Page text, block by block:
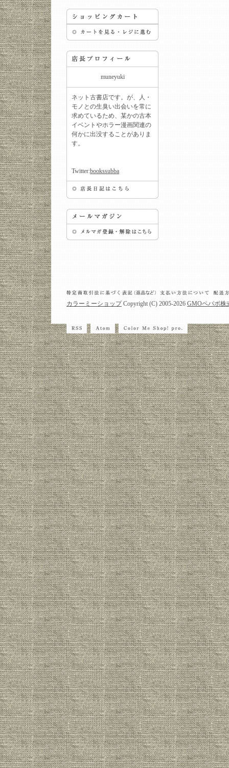
muneyuki
ネット古書店です。が、人・
モノとの生臭い出会いを常に
求めているため、某かの古本
イベントやホラー漫画関連の
何かに出没することがありま
す。
Twitter:bookssubba
カラーミーショップCopyright (C) 2005-2026 GMOペパボ株